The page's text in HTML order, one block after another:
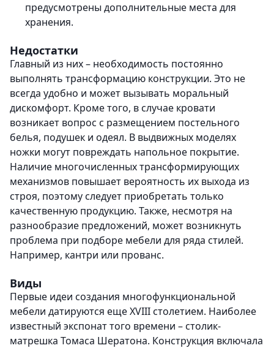
предусмотрены дополнительные места для
хранения.
Недостатки
Главный из них – необходимость постоянно
выполнять трансформацию конструкции. Это не
всегда удобно и может вызывать моральный
дискомфорт. Кроме того, в случае кровати
возникает вопрос с размещением постельного
белья, подушек и одеял. В выдвижных моделях
ножки могут повреждать напольное покрытие.
Наличие многочисленных трансформирующих
механизмов повышает вероятность их выхода из
строя, поэтому следует приобретать только
качественную продукцию. Также, несмотря на
разнообразие предложений, может возникнуть
проблема при подборе мебели для ряда стилей.
Например, кантри или прованс.
Виды
Первые идеи создания многофункциональной
мебели датируются еще XVIII столетием. Наиболее
известный экспонат того времени – столик-
матрешка Томаса Шератона. Конструкция включала